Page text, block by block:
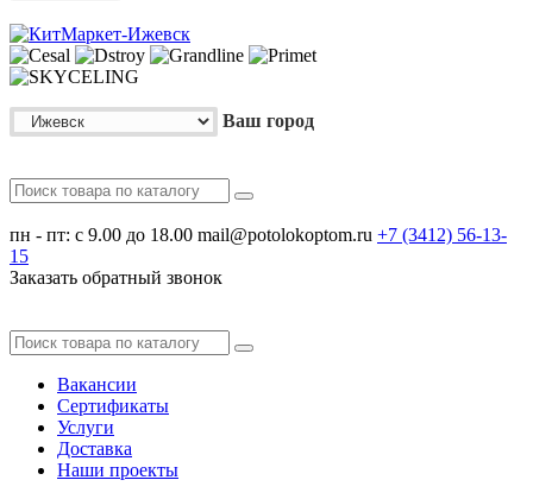
Ваш город
пн - пт: с 9.00 до 18.00 mail@potolokoptom.ru +7 (3412) 56-13-
15
Заказать обратный звонок
Вакансии
Сертификаты
Услуги
Доставка
Наши проекты